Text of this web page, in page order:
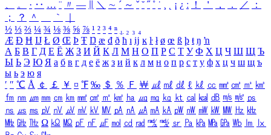
、
。 · ‥ … ¨ 〃 ― ＼ ∼ ´ ～ ˇ ˘ ˝ ˚ ˙ ¸ ¡ ¿ ː ！ ＇ ， ． ／
：
；
？ ＾ ｀
½ ⅓ ⅔ ¼ ¾ ⅛ ⅜ ⅝ ⅞ ¹ ² ³ ⁴ ⁿ ₁ ₂ ₃ ₄
Æ Ð Ħ Ĳ Ł Ø Œ Þ Ŧ Ŋ æ đ ð ħ ı ĳ ĸ ŀ ł ø œ ß þ ŧ ŋ ŉ
А Б В Г Д Е Ё Ж З И Й К Л М Н О П Р С Т У Ф Х Ц Ч Ш Щ Ъ
Ы Ь Э Ю Я а б в г д е ё ж з и й к л м н о п р с т у ф х ц ч ш щ ъ
ы ь э ю я
′ ″ ℃ Å ￠ ￡ ￥ ¤ ℉ ‰ ＄ ％ Ｆ ￦ ㎕ ㎖ ㎗ ℓ ㎘ ㏄ ㎣ ㎤ ㎥ ㎦
㎙ ㎚ ㎛ ㎜ ㎝ ㎞ ㎟ ㎠ ㎡ ㎢ ㏊ ㎍ ㎎ ㎏ ㏏ ㎈ ㎉ ㏈ ㎧ ㎨ ㎰
㎱ ㎲ ㎳ ㎴ ㎵ ㎶ ㎷ ㎸ ㎹ ㎀ ㎁ ㎂ ㎃ ㎄ ㎺ ㎻ ㎽ ㎾ ㎿ ㎐ ㎑
㎒ ㎓ ㎔ Ω ㏀ ㏁ ㎊ ㎋ ㎌ ㏖ ㏅ ㎭ ㎮ ㎯ ㏛ ㎩ ㎪ ㎫ ㎬ ㏝ ㏐
㏓